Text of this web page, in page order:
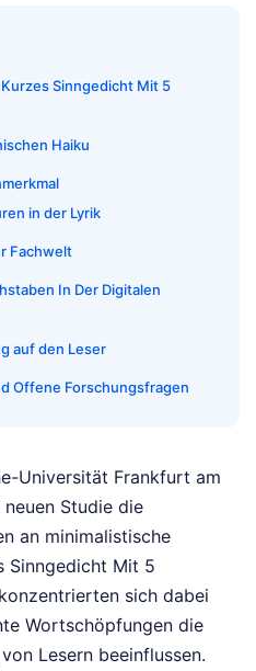
Sinngedicht Mit 5
Haiku
in der Lyrik
Fachwelt
In Der Digitalen
auf den Leser
Offene Forschungsfragen
Universität Frankfurt am
Studie die
an minimalistische
Sinngedicht Mit 5
sich dabei
Wortschöpfungen die
Lesern beeinflussen.